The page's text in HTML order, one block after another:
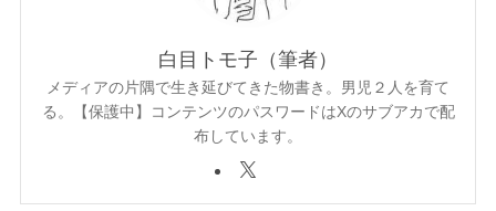
白目トモ子（筆者）
メディアの片隅で生き延びてきた物書き。男児２人を育て
る。【保護中】コンテンツのパスワードはXのサブアカで配
布しています。